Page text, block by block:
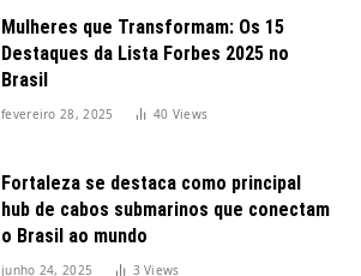
Mulheres que Transformam: Os 15
Destaques da Lista Forbes 2025 no
Brasil
fevereiro 28, 2025 40 Views
Fortaleza se destaca como principal
hub de cabos submarinos que conectam
o Brasil ao mundo
junho 24, 2025 3Views